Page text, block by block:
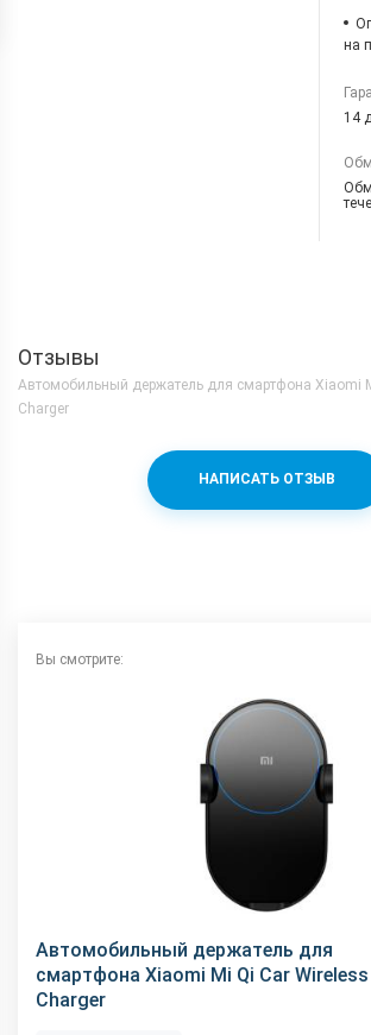
на
14
Отзывы
Автомобильный держатель для смартфона Xiaomi
Charger
НАПИСАТЬ ОТЗЫВ
Вы смотрите:
Автомобильный держатель для
смартфона Xiaomi Mi Qi Car Wireless
Charger